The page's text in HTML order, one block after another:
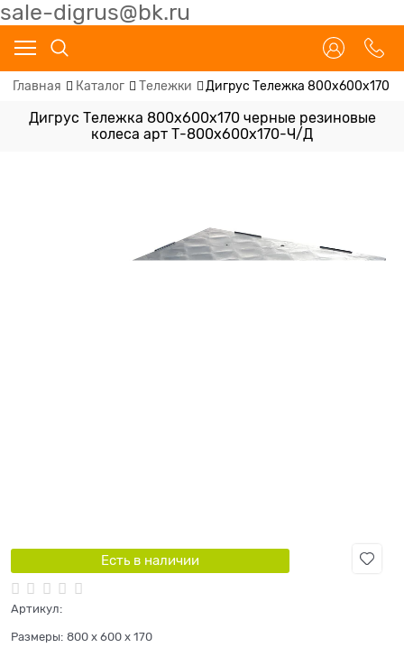
sale-digrus@bk.ru
Главная Каталог Тележки Дигрус Тележка 800х600х170
Дигрус Тележка 800х600х170 черные резиновые
колеса арт Т-800х600х170-Ч/Д
Есть в наличии
Артикул:
Размеры: 800 x 600 x 170